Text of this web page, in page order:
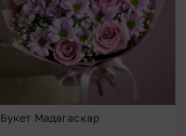
Букет Мадагаскар